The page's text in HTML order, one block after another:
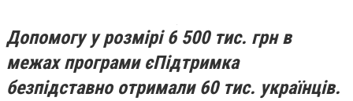
Допомогу у розмірі 6 500 тис. грн в
межах програми єПідтримка
безпідставно отримали 60 тис. українців.